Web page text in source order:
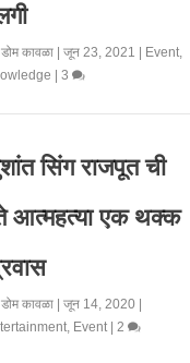
डोम कावळा |जून 23, 2021 | Event
|3
सिंग राजपूत ची
ते आत्महत्या एक थक्क
डोम कावळा |जून 14, 2020 |
Event | 2